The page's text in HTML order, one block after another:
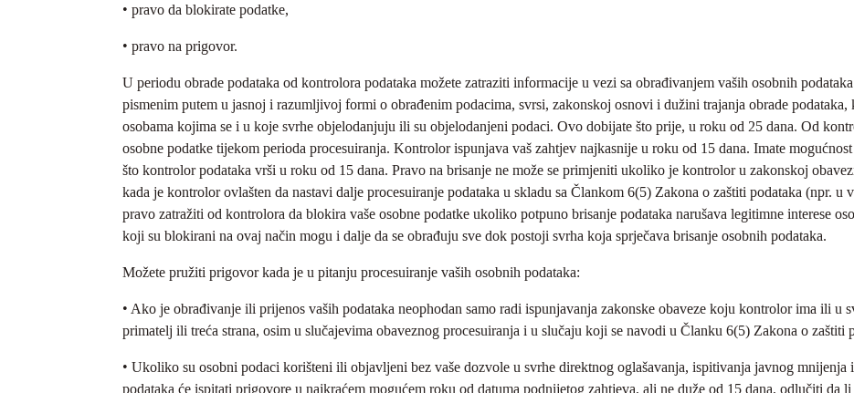
• pravo da blokirate podatke,
• pravo na prigovor.
U periodu obrade podataka od kontrolora podataka možete zatraziti informacije u vezi sa obrađivanjem vaših osobnih
pismenim putem u jasnoj i razumljivoj formi o obrađenim podacima, svrsi, zakonskoj osnovi i dužini trajanja obrade podataka,
osobama kojima se i u koje svrhe objelodanjuju ili su objelodanjeni podaci. Ovo dobijate što prije, u roku od 25 dana. Od
osobne podatke tijekom perioda procesuiranja. Kontrolor ispunjava vaš zahtjev najkasnije u roku od 15 dana. Imate
što kontrolor podataka vrši u roku od 15 dana. Pravo na brisanje ne može se primjeniti ukoliko je kontrolor u zakonskoj
kada je kontrolor ovlašten da nastavi dalje procesuiranje podataka u skladu sa Člankom 6(5) Zakona o zaštiti podataka (npr.
pravo zatražiti od kontrolora da blokira vaše osobne podatke ukoliko potpuno brisanje podataka narušava legitimne interese
koji su blokirani na ovaj način mogu i dalje da se obrađuju sve dok postoji svrha koja sprječava brisanje osobnih podataka.
Možete pružiti prigovor kada je u pitanju procesuiranje vaših osobnih podataka:
• Ako je obrađivanje ili prijenos vaših podataka neophodan samo radi ispunjavanja zakonske obaveze koju kontrolor ima ili u
primatelj ili treća strana, osim u slučajevima obaveznog procesuiranja i u slučaju koji se navodi u Članku 6(5) Zakona o zaštiti
• Ukoliko su osobni podaci korišteni ili objavljeni bez vaše dozvole u svrhe direktnog oglašavanja, ispitivanja javnog
podataka će ispitati prigovore u najkraćem mogućem roku od datuma podnijetog zahtjeva, ali ne duže od 15 dana, odlučiti da